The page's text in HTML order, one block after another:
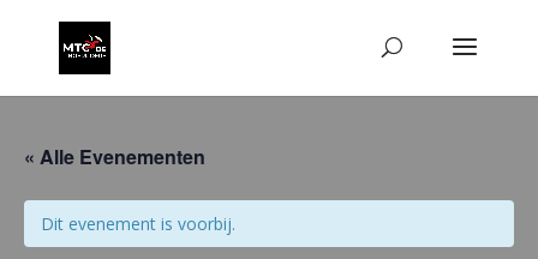
« Alle Evenementen
Dit evenement is voorbij.